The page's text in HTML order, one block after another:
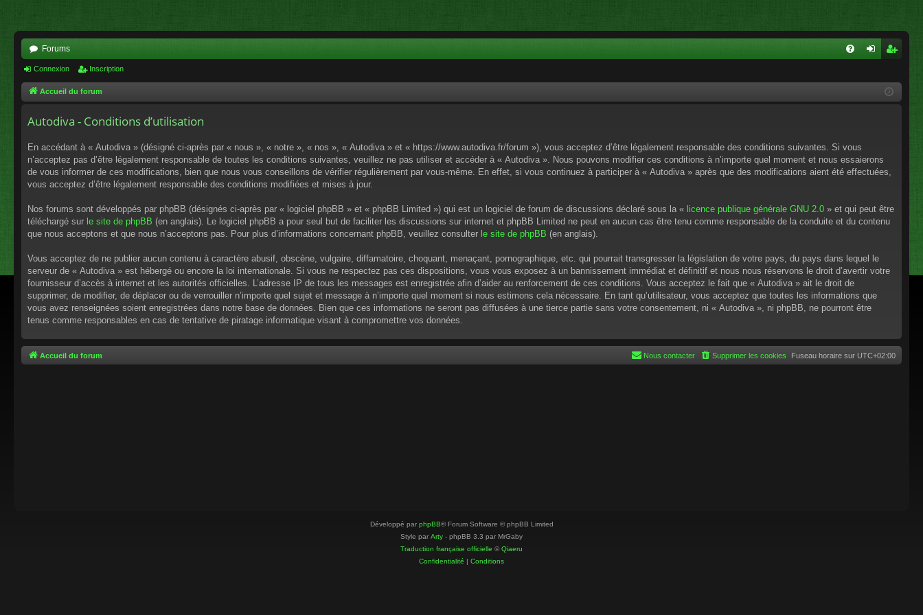
Forums
cri
Connexion Inscription
Accueil du forum
Autodiva - Conditions d’utilisation
En accédant à « Autodiva » (désigné ci-après par « nous », « notre », « nos », « Autodiva » et « https://www.autodiva.fr/forum »), vous acceptez d’être légalement responsable des conditions suivantes. Si vous
n’acceptez pas d’être légalement responsable de toutes les conditions suivantes, veuillez ne pas utiliser et accéder à « Autodiva ». Nous pouvons modifier ces conditions à n’importe quel moment et nous essaierons
de vous informer de ces modifications, bien que nous vous conseillons de vérifier régulièrement par vous-même. En effet, si vous continuez à participer à « Autodiva » après que des modifications aient été effectuées,
vous acceptez d’être légalement responsable des conditions modifiées et mises à jour.
Nos forums sont développés par phpBB (désignés ci-après par « logiciel phpBB » et « phpBB Limited ») qui est un logiciel de forum de discussions déclaré sous la « licence publique générale GNU 2.0 » et qui peut être
téléchargé sur le site de phpBB (en anglais). Le logiciel phpBB a pour seul but de faciliter les discussions sur internet et phpBB Limited ne peut en aucun cas être tenu comme responsable de la conduite et du contenu
que nous acceptons et que nous n’acceptons pas. Pour plus d’informations concernant phpBB, veuillez consulter le site de phpBB (en anglais).
Vous acceptez de ne publier aucun contenu à caractère abusif, obscène, vulgaire, diffamatoire, choquant, menaçant, pornographique, etc. qui pourrait transgresser la législation de votre pays, du pays dans lequel le
serveur de « Autodiva » est hébergé ou encore la loi internationale. Si vous ne respectez pas ces dispositions, vous vous exposez à un bannissement immédiat et définitif et nous nous réservons le droit d’avertir votre
fournisseur d’accès à internet et les autorités officielles. L’adresse IP de tous les messages est enregistrée afin d’aider au renforcement de ces conditions. Vous acceptez le fait que « Autodiva » ait le droit de
supprimer, de modifier, de déplacer ou de verrouiller n’importe quel sujet et message à n’importe quel moment si nous estimons cela nécessaire. En tant qu’utilisateur, vous acceptez que toutes les informations que
vous avez renseignées soient enregistrées dans notre base de données. Bien que ces informations ne seront pas diffusées à une tierce partie sans votre consentement, ni « Autodiva », ni phpBB, ne pourront être
tenus comme responsables en cas de tentative de piratage informatique visant à compromettre vos données.
Accueil du forum Fuseau horaire sur UTC+02:00
Supprimer les cookies
Nous contacter
Développé par phpBB® Forum Software © phpBB Limited
Style par Arty - phpBB 3.3 par MrGaby
Traduction française officielle ©Qiaeru
Confidentialité | Conditions